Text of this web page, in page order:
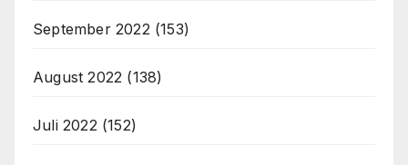
September 2022 (153)
August 2022 (138)
Juli 2022 (152)